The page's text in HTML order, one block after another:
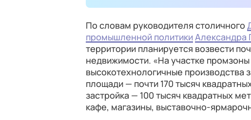
По словам руководителя столичного
промышленной политикиАлександра
территории планируется возвести
недвижимости. «На участке
высокотехнологичные производства
площади — почти 170 тысяч
застройка — 100 тысяч квадратных
кафе, магазины, выставочно-